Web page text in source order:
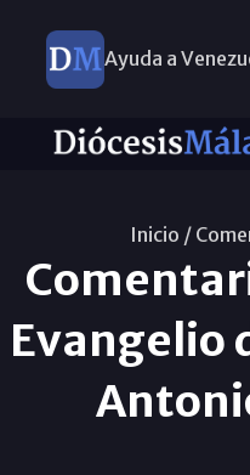
Ayuda a
Inicio /
Evangelio